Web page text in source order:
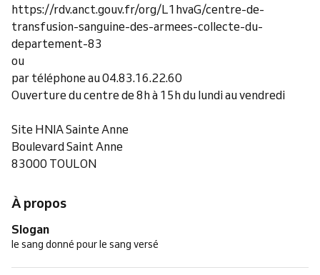
https://rdv.anct.gouv.fr/org/L1hvaG/centre-de-
transfusion-sanguine-des-armees-collecte-du-
departement-83
ou
par téléphone au 04.83.16.22.60
Ouverture du centre de 8h à 15h du lundi au vendredi
Site HNIA Sainte Anne
Boulevard Saint Anne
83000 TOULON
À propos
Slogan
le sang donné pour le sang versé